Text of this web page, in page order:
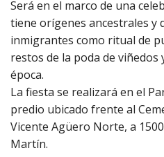
Será en el marco de una
tiene orígenes ancestrales y
inmigrantes como ritual de
restos de la poda de
época.
La fiesta se realizará en el
predio ubicado frente al
Vicente Agüero Norte, a
Martín.